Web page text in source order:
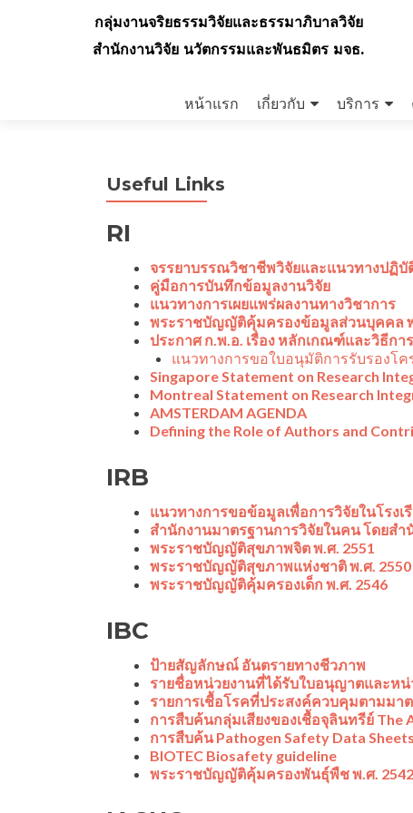
กลุ่มงานจริยธรรมวิจัยและธรรมาภิบาลวิจัย
สำนักงานวิจัย นวัตกรรมและพันธมิตร มจธ.
to
หน้าแรก เกี่ยวกับ บริการ
Useful Links
RI
จรรยาบรรณวิชาชีพวิจัยและแนวทางปฏิบั
คู่มือการบันทึกข้อมูลงานวิจัย
แนวทางการเผยแพร่ผลงานทางวิชาการ
พระราชบัญญัติคุ้มครองข้อมูลส่วนบุคคล
ประกาศ ก.พ.อ. เรื่อง หลักเกณฑ์และวิธีก
แนวทางการขอใบอนุมัติการรับรองโ
Singapore Statement on Research
Montreal Statement on Research
AMSTERDAM AGENDA
Defining the Role of Authors and
IRB
แนวทางการขอข้อมูลเพื่อการวิจัยในโรง
สำนักงานมาตรฐานการวิจัยในคน โดยส
พระราชบัญญัติสุขภาพจิต พ.ศ. 2551
พระราชบัญญัติสุขภาพแห่งชาติ พ.ศ. 2550
พระราชบัญญัติคุ้มครองเด็ก พ.ศ. 2546
IBC
ป้ายสัญลักษณ์ อันตรายทางชีวภาพ
รายชื่อหน่วยงานที่ได้รับใบอนุญาตและห
รายการเชื้อโรคที่ประสงค์ควบคุมตามมา
การสืบค้นกลุ่มเสียงของเชื้อจุลินทรีย์ The
การสืบค้น Pathogen Safety Data Sheets
BIOTEC Biosafety guideline
พระราชบัญญัติคุ้มครองพันธุ์พืช พ.ศ. 2542